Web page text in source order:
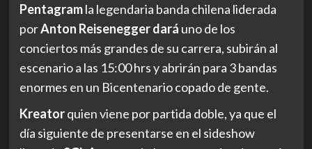
Pentagramla legendaria banda chilena liderada
porAnton Reisenegger dará uno de los
conciertos más grandes de su carrera, subirán al
escenario a las 15:00 hrs y abrirán para 3 bandas
enormes en un Bicentenario copado de gente.
Kreatorquien viene por partida doble, ya que el
día siguiente de presentarse en el sideshow